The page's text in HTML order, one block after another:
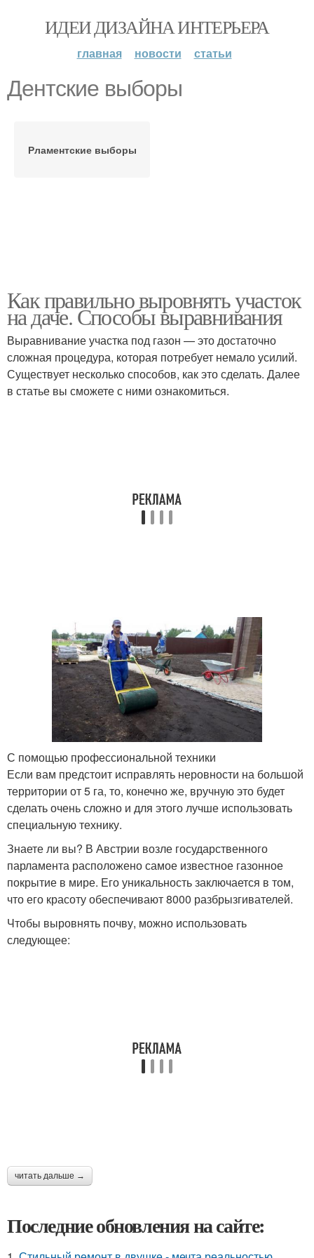
ИДЕИ ДИЗАЙНА ИНТЕРЬЕРА
главная новости статьи
Дентские выборы
Рламентские выборы
Как правильно выровнять участок
на даче. Способы выравнивания
Выравнивание участка под газон — это достаточно
сложная процедура, которая потребует немало усилий.
Существует несколько способов, как это сделать. Далее
в статье вы сможете с ними ознакомиться.
С помощью профессиональной техники
Если вам предстоит исправлять неровности на большой
территории от 5 га, то, конечно же, вручную это будет
сделать очень сложно и для этого лучше использовать
специальную технику.
Знаете ли вы? В Австрии возле государственного
парламента расположено самое известное газонное
покрытие в мире. Его уникальность заключается в том,
что его красоту обеспечивают 8000 разбрызгивателей.
Чтобы выровнять почву, можно использовать
следующее:
читать дальше →
Последние обновления на сайте: